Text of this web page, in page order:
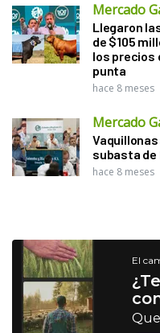
Mercado
Llegaron
de $105
los precios
punta
hace 8 meses
Mercado
subasta de
hace 8 meses
El